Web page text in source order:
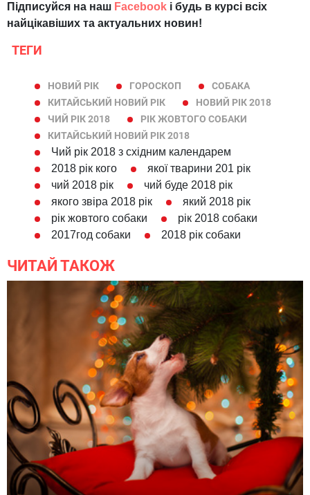
Підписуйся на наш Facebook і будь в курсі всіх
найцікавіших та актуальних новин!
ТЕГИ
НОВИЙ РІК ГОРОСКОП
СОБАКА
КИТАЙСЬКИЙ НОВИЙ РІК
НОВИЙ РІК 2018
ЧИЙ РІК 2018
РІК ЖОВТОГО СОБАКИ
КИТАЙСЬКИЙ НОВИЙ РІК 2018
Чий рік 2018 з східним календарем
2018 рік кого
якої тварини 201 рік
чий 2018 рік
чий буде 2018 рік
якого звіра 2018 рік
який 2018 рік
рік жовтого собаки
рік 2018 собаки
2017год собаки
2018 рік собаки
ЧИТАЙ ТАКОЖ